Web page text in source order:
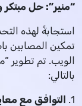
“منير”: حل مبتكر
استجابةً لهذه
الويب. تم تطوير
بالتالي:
1. التوافق مع